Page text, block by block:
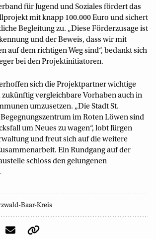
für Jugend und Soziales fördert das
mit knapp 100.000 Euro und sichert
Begleitung zu. „Diese Förderzusage ist
und der Beweis, dass wir mit
auf dem richtigen Weg sind“, bedankt sich
bei den Projektinitiatoren.
sich die Projektpartner wichtige
vergleichbare Vorhaben auch in
umzusetzen. „Die Stadt St.
im Roten Löwen sind
um Neues zu wagen“, lobt Jürgen
und freut sich auf die weitere
Ein Rundgang auf der
schloss den gelungenen
Baar-Kreis